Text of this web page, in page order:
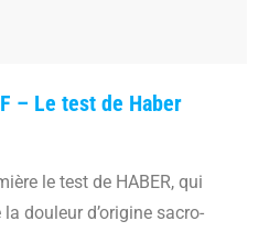
– Le test de Haber
le test de HABER, qui
douleur d’origine sacro-